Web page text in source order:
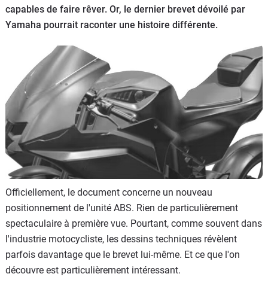
capables de faire rêver. Or, le dernier brevet dévoilé par
Yamaha pourrait raconter une histoire différente.
Officiellement, le document concerne un nouveau
positionnement de l'unité ABS. Rien de particulièrement
spectaculaire à première vue. Pourtant, comme souvent dans
l'industrie motocycliste, les dessins techniques révèlent
parfois davantage que le brevet lui-même. Et ce que l'on
découvre est particulièrement intéressant.